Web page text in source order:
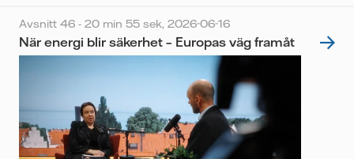
Avsnitt 46 - 20 min 55 sek, 2026-06-16
När energi blir säkerhet – Europas väg framåt